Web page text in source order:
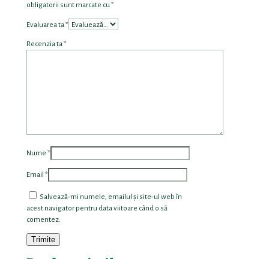
obligatorii sunt marcate cu *
Evaluarea ta *
Recenzia ta *
Nume *
Email *
Salvează-mi numele, emailul și site-ul web în
acest navigator pentru data viitoare când o să
comentez.